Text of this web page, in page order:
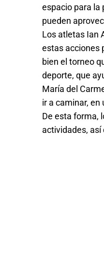
espacio para la
pueden
Los atletas Ian
estas acciones
bien el torneo
deporte, que
María del
ir a caminar, en
De esta forma,
actividades, así